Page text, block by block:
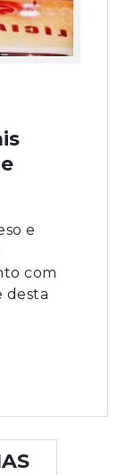
e
com
desta